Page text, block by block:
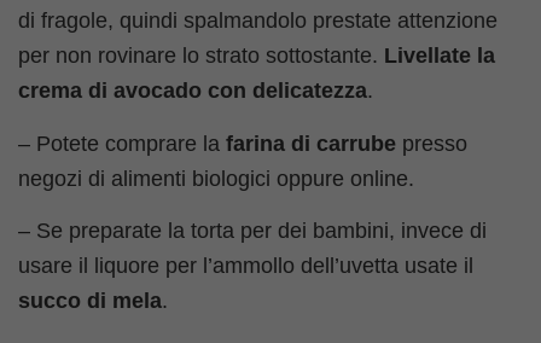
di fragole, quindi spalmandolo prestate attenzione
per non rovinare lo strato sottostante. Livellate la
crema di avocado con delicatezza.
– Potete comprare la farina di carrube presso
negozi di alimenti biologici oppure online.
– Se preparate la torta per dei bambini, invece di
usare il liquore per l’ammollo dell’uvetta usate il
succo di mela.